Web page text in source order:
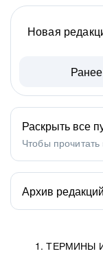
1. ТЕРМИНЫ
Новая
Раскрыть все
Чтобы прочитать
Архив редакций